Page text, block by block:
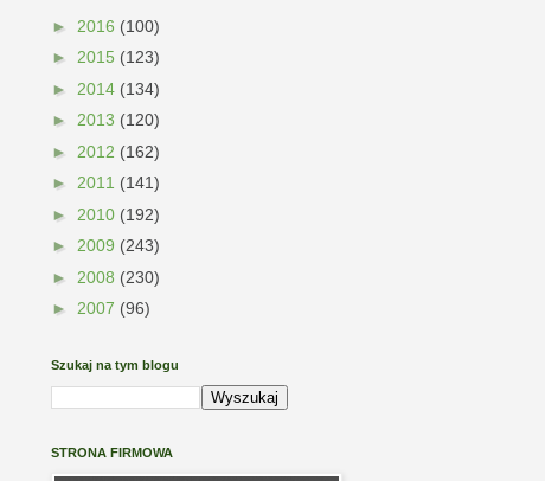
► 2016 (100)
► 2015 (123)
► 2014 (134)
► 2013 (120)
► 2012 (162)
► 2011 (141)
► 2010 (192)
► 2009 (243)
► 2008 (230)
► 2007 (96)
Szukaj na tym blogu
STRONA FIRMOWA